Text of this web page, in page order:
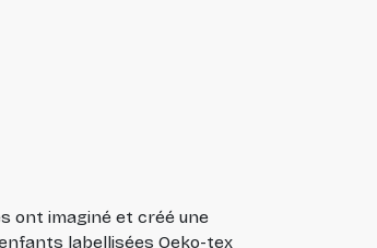
ont imaginé et créé une
labellisées Oeko-tex